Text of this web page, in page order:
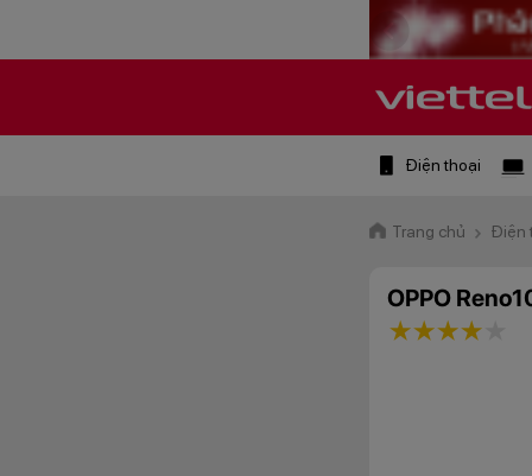
Điện thoại
Trang chủ Điện
OPPO
3 stars
2 stars
1 star